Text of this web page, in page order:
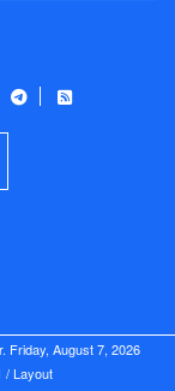
Friday, August 7, 2026
/ Layout